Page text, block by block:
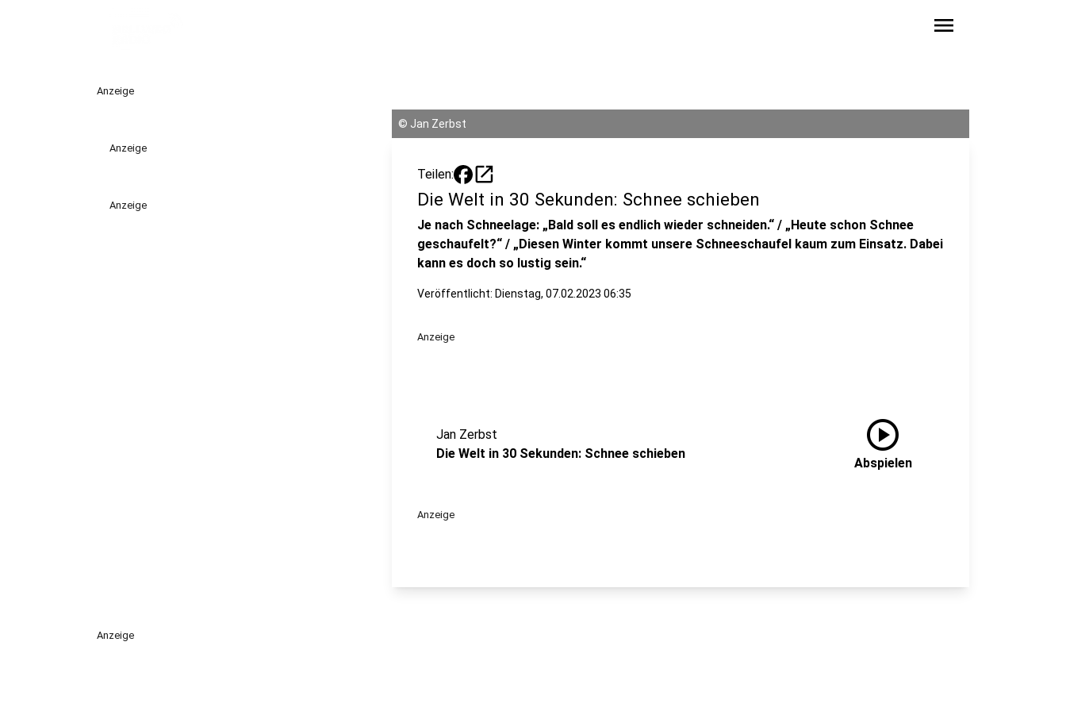
menu
Anzeige
Anzeige
Anzeige
© Jan Zerbst
Teilen: open_in_new
Die Welt in 30 Sekunden: Schnee schieben
Je nach Schneelage: „Bald soll es endlich wieder schneiden.“ / „Heute schon Schnee
geschaufelt?“ / „Diesen Winter kommt unsere Schneeschaufel kaum zum Einsatz. Dabei
kann es doch so lustig sein.“
Veröffentlicht: Dienstag, 07.02.2023 06:35
Anzeige
Jan Zerbst
Die Welt in 30 Sekunden: Schnee schieben
play_circle
Abspielen
Anzeige
Anzeige